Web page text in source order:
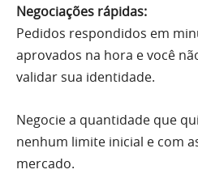
Negociações rápidas:
Pedidos respondidos em
aprovados na hora e você
validar sua identidade.
Negocie a quantidade que
nenhum limite inicial e com
mercado.